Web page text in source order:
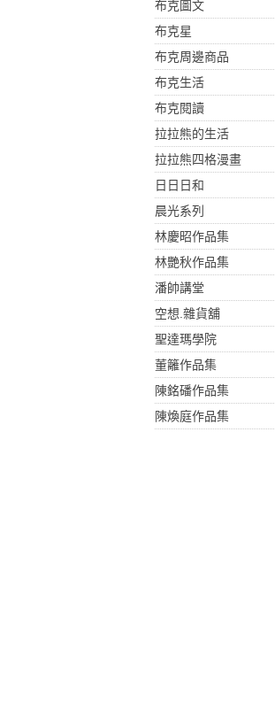
布克圖文
布克星
布克周邊商品
布克生活
布克閱讀
拉拉熊的生活
拉拉熊四格漫畫
日日日和
晨光系列
林慶昭作品集
林艷秋作品集
潘帥講堂
空想.雜貨舖
聖達瑪學院
董籬作品集
陳銘磻作品集
陳煥庭作品集